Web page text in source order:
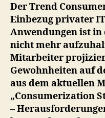
Der Trend
Einbezug privater
Anwendungen ist
nicht mehr
Mitarbeiter
Gewohnheiten auf
aus dem aktuellen
„Consumerization
–